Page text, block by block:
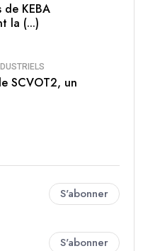
de KEBA
la (...)
SCVOT2, un
S'abonner
S'abonner